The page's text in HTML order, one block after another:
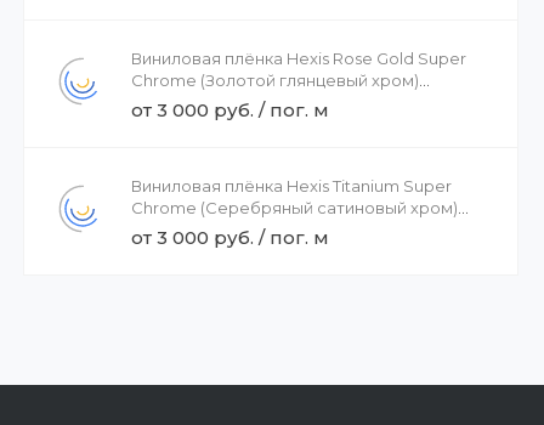
Виниловая плёнка Hexis Rose Gold Super
Chrome (Золотой глянцевый хром)
HX30SCH12B, 1.37
от 3 000 руб. / пог. м
Виниловая плёнка Hexis Titanium Super
Chrome (Серебряный сатиновый хром)
HX30SCH03S, 1.37
от 3 000 руб. / пог. м